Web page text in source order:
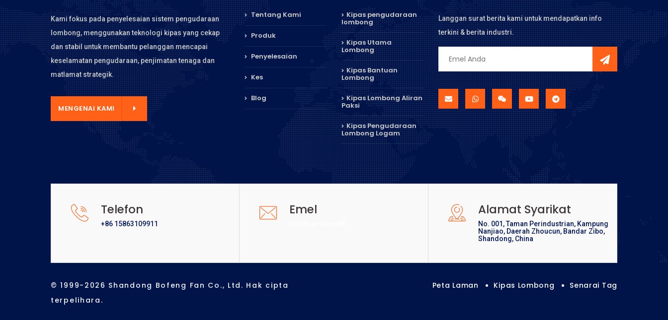
Kami fokus pada penyelesaian sistem pengudaraan
lombong, menggunakan teknologi kipas yang cekap
dan stabil untuk membantu pelanggan mencapai
keselamatan pengudaraan, penjimatan tenaga dan
matlamat strategik.
MENGENAI KAMI
Tentang Kami
Produk
Penyelesaian
Kes
Blog
Kipas pengudaraan
lombong
Kipas Utama
Lombong
Kipas Bantuan
Lombong
Kipas Lombong Aliran
Paksi
Kipas Pengudaraan
Lombong Logam
Langgan surat berita kami untuk mendapatkan info
terkini & berita industri.
Telefon
+86 15863109911
Emel Alamat Syarikat
No. 001, Taman Perindustrian, Kampung
Nanjiao, Daerah Zhoucun, Bandar Zibo,
Shandong, China
© 1999-2026 Shandong Bofeng Fan Co., Ltd. Hak cipta
terpelihara.
Peta Laman Kipas Lombong Senarai Tag